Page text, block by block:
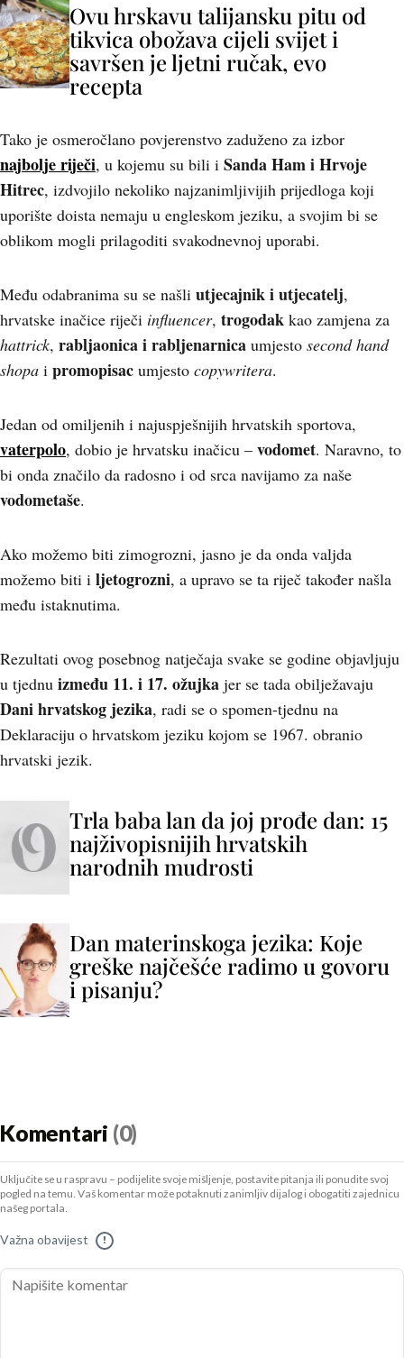
Ovu hrskavu talijansku pitu od
tikvica obožava cijeli svijet i
savršen je ljetni ručak, evo
recepta
Tako je osmeročlano povjerenstvo zaduženo za izbor
najbolje riječi, u kojemu su bili i Sanda Ham i Hrvoje
Hitrec, izdvojilo nekoliko najzanimljivijih prijedloga koji
uporište doista nemaju u engleskom jeziku, a svojim bi se
oblikom mogli prilagoditi svakodnevnoj uporabi.
Među odabranima su se našli utjecajnik i utjecatelj,
hrvatske inačice riječi influencer, trogodak kao zamjena za
hattrick, rabljaonica i rabljenarnica umjesto second hand
shopa i promopisac umjesto copywritera.
Jedan od omiljenih i najuspješnijih hrvatskih sportova,
vaterpolo, dobio je hrvatsku inačicu – vodomet. Naravno, to
bi onda značilo da radosno i od srca navijamo za naše
vodometaše.
Ako možemo biti zimogrozni, jasno je da onda valjda
možemo biti i ljetogrozni, a upravo se ta riječ također našla
među istaknutima.
Rezultati ovog posebnog natječaja svake se godine objavljuju
u tjednu između 11. i 17. ožujka jer se tada obilježavaju
Dani hrvatskog jezika, radi se o spomen-tjednu na
Deklaraciju o hrvatskom jeziku kojom se 1967. obranio
hrvatski jezik.
Trla baba lan da joj prođe dan: 15
najživopisnijih hrvatskih
narodnih mudrosti
Dan materinskoga jezika: Koje
greške najčešće radimo u govoru
i pisanju?
Komentari (0)
Uključite se u raspravu – podijelite svoje mišljenje, postavite pitanja ili ponudite svoj
pogled na temu. Vaš komentar može potaknuti zanimljiv dijalog i obogatiti zajednicu
našeg portala.
Važna obavijest !